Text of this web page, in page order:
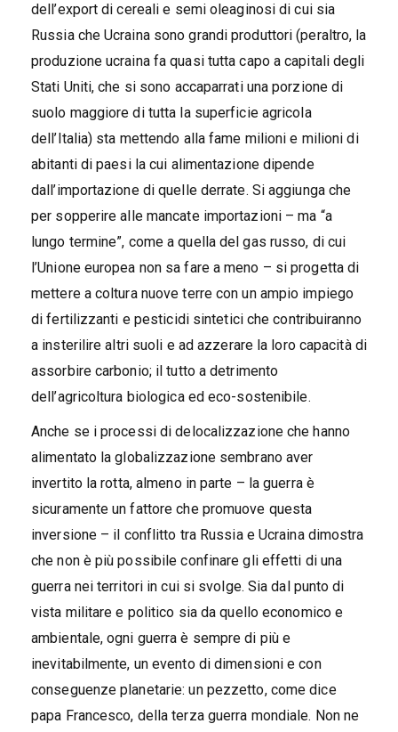
dell’export di cereali e semi oleaginosi di cui sia
Russia che Ucraina sono grandi produttori (peraltro, la
produzione ucraina fa quasi tutta capo a capitali degli
Stati Uniti, che si sono accaparrati una porzione di
suolo maggiore di tutta la superficie agricola
dell’Italia) sta mettendo alla fame milioni e milioni di
abitanti di paesi la cui alimentazione dipende
dall’importazione di quelle derrate. Si aggiunga che
per sopperire alle mancate importazioni – ma “a
lungo termine”, come a quella del gas russo, di cui
l’Unione europea non sa fare a meno – si progetta di
mettere a coltura nuove terre con un ampio impiego
di fertilizzanti e pesticidi sintetici che contribuiranno
a insterilire altri suoli e ad azzerare la loro capacità di
assorbire carbonio; il tutto a detrimento
dell’agricoltura biologica ed eco-sostenibile.
Anche se i processi di delocalizzazione che hanno
alimentato la globalizzazione sembrano aver
invertito la rotta, almeno in parte – la guerra è
sicuramente un fattore che promuove questa
inversione – il conflitto tra Russia e Ucraina dimostra
che non è più possibile confinare gli effetti di una
guerra nei territori in cui si svolge. Sia dal punto di
vista militare e politico sia da quello economico e
ambientale, ogni guerra è sempre di più e
inevitabilmente, un evento di dimensioni e con
conseguenze planetarie: un pezzetto, come dice
papa Francesco, della terza guerra mondiale. Non ne